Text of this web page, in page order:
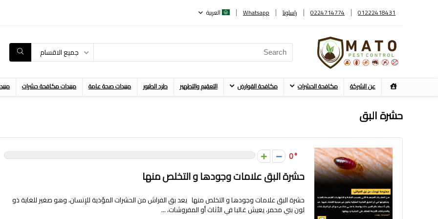
01222418431
0224714774 راسلونا Whatsapp العربية
جميع الاقسام
عن الشركة مكافحة الحشرات مكافحة القوارض التعقيم والتطهير طرد الطيور مبيدات صحة عامة مبيدات مكافحة حشرات
حشرة البق
0
حشرة البق علامات وجودها و التخلص منها
حشرة البق علامات وجودها و التخلص منها يعد بق الفراش من الحشرات المؤذية للإنسان، وهو صغير للغاية ذو
لون بني محمر، يعيش غالبا في الأثاث أو المفروشات، ...